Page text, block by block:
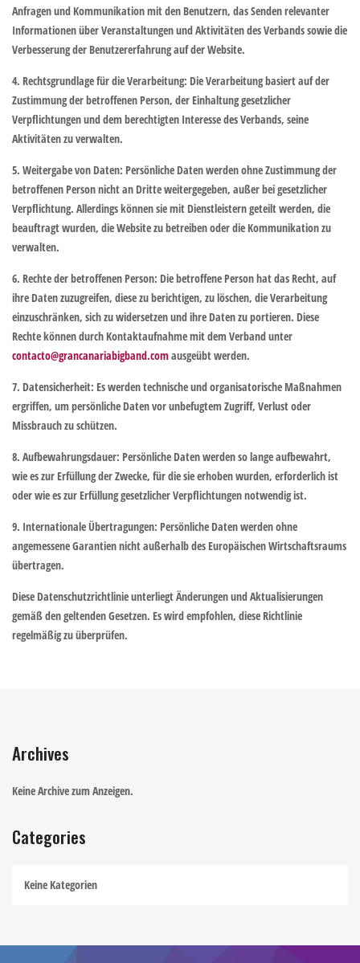
Anfragen und Kommunikation mit den Benutzern, das Senden relevanter
Informationen über Veranstaltungen und Aktivitäten des Verbands sowie die
Verbesserung der Benutzererfahrung auf der Website.
4. Rechtsgrundlage für die Verarbeitung: Die Verarbeitung basiert auf der
Zustimmung der betroffenen Person, der Einhaltung gesetzlicher
Verpflichtungen und dem berechtigten Interesse des Verbands, seine
Aktivitäten zu verwalten.
5. Weitergabe von Daten: Persönliche Daten werden ohne Zustimmung der
betroffenen Person nicht an Dritte weitergegeben, außer bei gesetzlicher
Verpflichtung. Allerdings können sie mit Dienstleistern geteilt werden, die
beauftragt wurden, die Website zu betreiben oder die Kommunikation zu
verwalten.
6. Rechte der betroffenen Person: Die betroffene Person hat das Recht, auf
ihre Daten zuzugreifen, diese zu berichtigen, zu löschen, die Verarbeitung
einzuschränken, sich zu widersetzen und ihre Daten zu portieren. Diese
Rechte können durch Kontaktaufnahme mit dem Verband unter
contacto@grancanariabigband.comausgeübt werden.
7. Datensicherheit: Es werden technische und organisatorische Maßnahmen
ergriffen, um persönliche Daten vor unbefugtem Zugriff, Verlust oder
Missbrauch zu schützen.
8. Aufbewahrungsdauer: Persönliche Daten werden so lange aufbewahrt,
wie es zur Erfüllung der Zwecke, für die sie erhoben wurden, erforderlich ist
oder wie es zur Erfüllung gesetzlicher Verpflichtungen notwendig ist.
9. Internationale Übertragungen: Persönliche Daten werden ohne
angemessene Garantien nicht außerhalb des Europäischen Wirtschaftsraums
übertragen.
Diese Datenschutzrichtlinie unterliegt Änderungen und Aktualisierungen
gemäß den geltenden Gesetzen. Es wird empfohlen, diese Richtlinie
regelmäßig zu überprüfen.
Archives
Keine Archive zum Anzeigen.
Categories
Keine Kategorien